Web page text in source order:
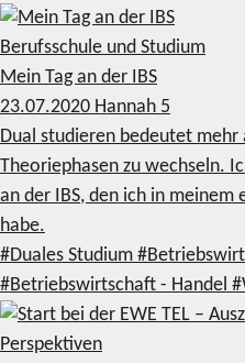
Berufsschule und Studium
Mein Tag an der IBS
23.07.2020 Hannah 5
Dual studieren bedeutet mehr
Theoriephasen zu wechseln.
an der IBS, den ich in meinem
habe.
#Duales Studium
#Betriebswirtschaft - Handel
Perspektiven